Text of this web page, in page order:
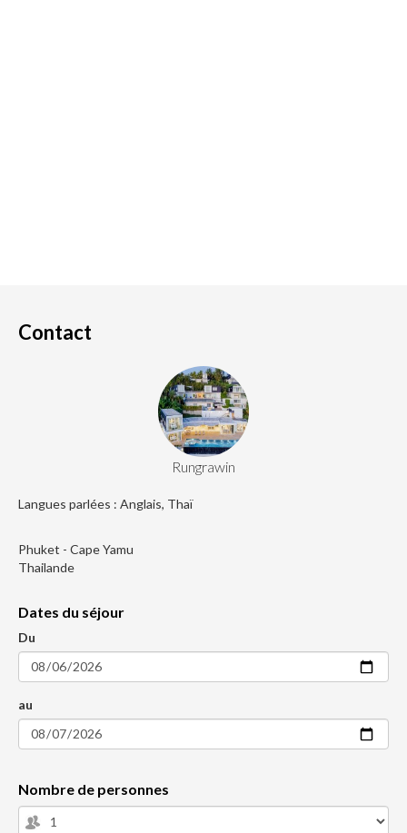
Contact
Rungrawin
Langues parlées : Anglais, Thaï
Phuket - Cape Yamu
Thailande
Dates du séjour
Du
au
Nombre de personnes